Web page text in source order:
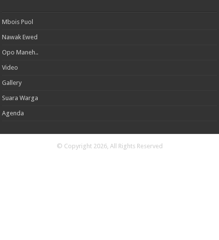
Mbois Puol
Nawak Ewed
Opo Maneh..
Video
Gallery
Suara Warga
Agenda
© Copyright 2026, All Rights Reserved